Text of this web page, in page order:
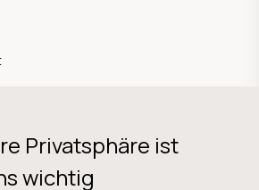
Privatsphäre ist
wichtig